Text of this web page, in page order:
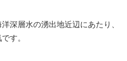
深層水の湧出地近辺にあたり、
す。